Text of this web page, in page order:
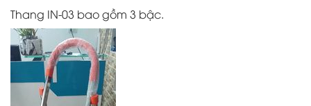
Thang IN-03 bao gồm 3 bậc.